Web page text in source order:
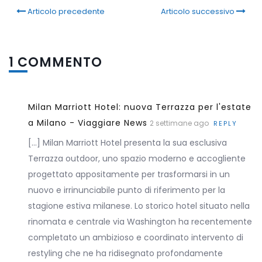
Articolo precedente Articolo successivo
1 COMMENTO
Milan Marriott Hotel: nuova Terrazza per l'estate
a Milano - Viaggiare News 2 settimane ago REPLY
[…] Milan Marriott Hotel presenta la sua esclusiva
Terrazza outdoor, uno spazio moderno e accogliente
progettato appositamente per trasformarsi in un
nuovo e irrinunciabile punto di riferimento per la
stagione estiva milanese. Lo storico hotel situato nella
rinomata e centrale via Washington ha recentemente
completato un ambizioso e coordinato intervento di
restyling che ne ha ridisegnato profondamente